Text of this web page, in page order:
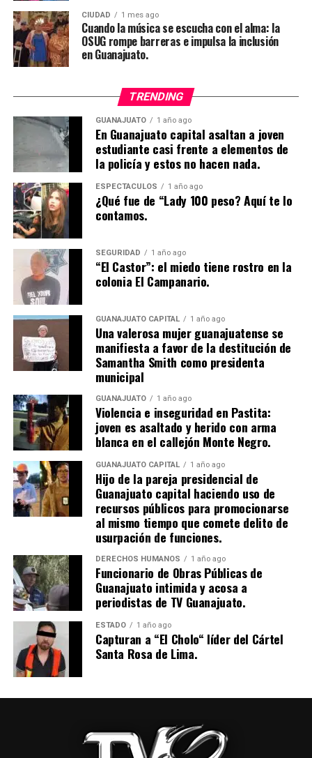
CIUDAD 1 mes ago
Cuando la música se escucha con el alma: la
OSUG rompe barreras e impulsa la inclusión
en Guanajuato.
TRENDING
GUANAJUATO 1 año ago
En Guanajuato capital asaltan a joven
estudiante casi frente a elementos de
la policía y estos no hacen nada.
ESPECTÁCULOS 1 año ago
¿Qué fue de “Lady 100 peso? Aquí te lo
contamos.
SEGURIDAD 1 año ago
“El Castor”: el miedo tiene rostro en la
colonia El Campanario.
GUANAJUATO CAPITAL 1 año ago
Una valerosa mujer guanajuatense se
manifiesta a favor de la destitución de
Samantha Smith como presidenta
municipal
GUANAJUATO 1 año ago
Violencia e inseguridad en Pastita:
joven es asaltado y herido con arma
blanca en el callejón Monte Negro.
GUANAJUATO CAPITAL 1 año ago
Hijo de la pareja presidencial de
Guanajuato capital haciendo uso de
recursos públicos para promocionarse
al mismo tiempo que comete delito de
usurpación de funciones.
DERECHOS HUMANOS 1 año ago
Funcionario de Obras Públicas de
Guanajuato intimida y acosa a
periodistas de TV Guanajuato.
ESTADO 1 año ago
Capturan a “El Cholo“ líder del Cártel
Santa Rosa de Lima.